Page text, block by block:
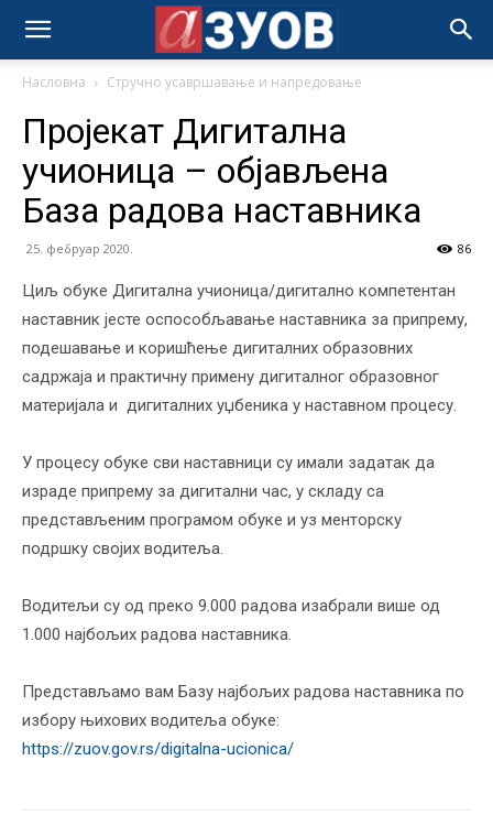
Насловна Стручно усавршавање и напредовање
Пројекат Дигитална
учионица – објављена
База радова наставника
25. фебруар 2020. 86
Циљ обуке Дигитална учионица/дигитално компетентан
наставник јесте оспособљавање наставника за припрему,
подешавање и коришћење дигиталних образовних
садржаја и практичну примену дигиталног образовног
материјала и дигиталних уџбеника у наставном процесу.
У процесу обуке сви наставници су имали задатак да
израде припрему за дигитални час, у складу са
представљеним програмом обуке и уз менторску
подршку својих водитеља.
Водитељи су од преко 9.000 радова изабрали више од
1.000 најбољих радова наставника.
Представљамо вам Базу најбољих радова наставника по
избору њихових водитеља обуке:
https://zuov.gov.rs/digitalna-ucionica/